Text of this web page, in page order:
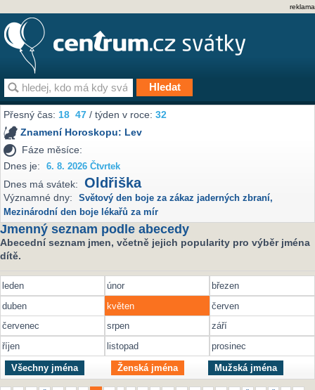
reklama
Přesný čas:18 47 / týden v roce:32
Znamení Horoskopu: Lev
Fáze měsíce:
Dnes je:
6. 8. 2026 Čtvrtek
Dnes má svátek: Oldřiška
Významné dny: Světový den boje za zákaz jaderných zbraní,
Mezinárodní den boje lékařů za mír
Jmenný seznam podle abecedy
Abecední seznam jmen, včetně jejich popularity pro výběr jména
dítě.
leden únor
březen
duben
květen
červen
červenec
srpen
září
říjen
listopad prosinec
Všechny jména Ženská jména Mužská jména